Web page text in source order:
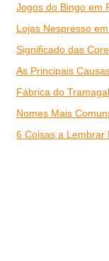
Jogos do Bingo em
Lojas Nespresso
Significado das
As Principais
Fábrica do Tramagal
Nomes Mais
6 Coisas a Lembrar